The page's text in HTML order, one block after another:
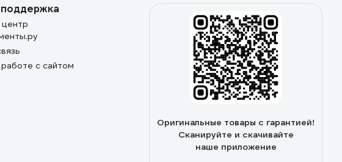
с сайтом
Оригинальные товары с гарантией!
Сканируйте и скачивайте
наше приложение